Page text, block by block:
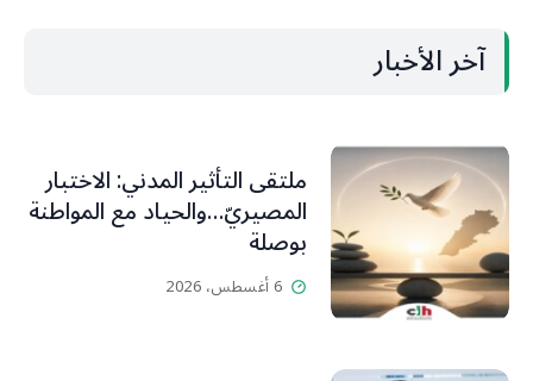
آخر الأخبار
ملتقى التأثير المدني: الاختبار
المصيريّ…والحياد مع المواطنة
بوصلة
6 أغسطس، 2026